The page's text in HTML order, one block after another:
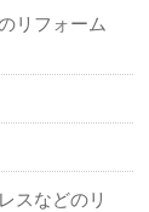
リフォーム
スなどのリ